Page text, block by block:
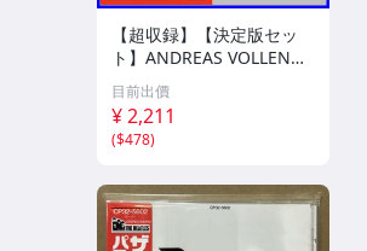
【超収録】【決定版セッ
ト】ANDREAS VOLLENW
EIDER CD1+2+3 厳選プレ
ミア音源集 MP3CD-DLVer
3ディスク♪
目前出價
¥ 2,211
($478)